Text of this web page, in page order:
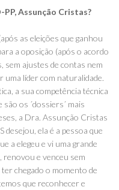
Assunção Cristas?
as eleições que ganhou
a oposição (após o acordo
sem ajustes de contas nem
uma líder com naturalidade.
a sua competência técnica
os ´dossiers´ mais
a Dra. Assunção Cristas
desejou, ela é a pessoa que
a elegeu e vi uma grande
renovou e venceu sem
chegado o momento de
que reconhecer e